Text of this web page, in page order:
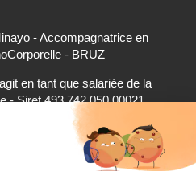
- Accompagnatrice en
- BRUZ
en tant que salariée de la
- Siret 493 742 050 00021
par carte bancaire,
et espèces